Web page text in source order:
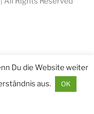
Du die Website weiter
aus.
OK